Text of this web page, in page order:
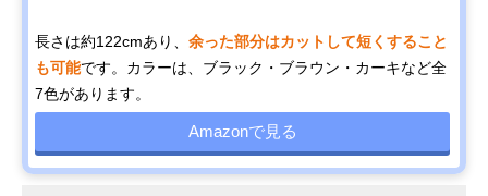
長さは約122cmあり、 余った部分はカットして短くすること
も可能です。カラーは、ブラック・ブラウン・カーキなど全
7色があります。
Amazonで見る